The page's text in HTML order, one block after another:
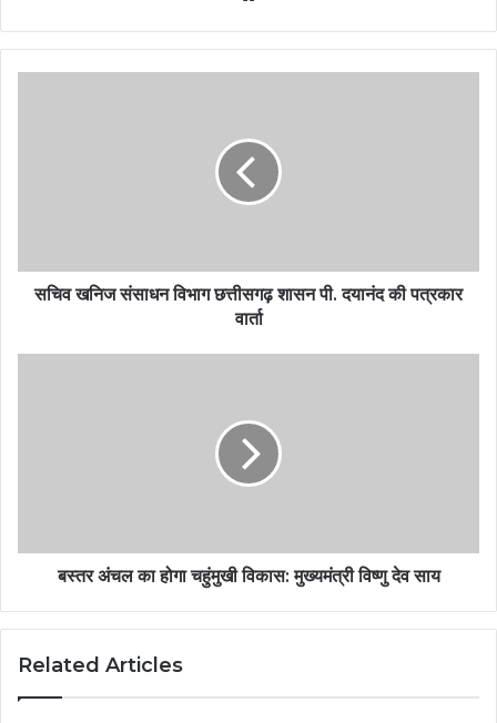
सचिव खनिज संसाधन विभाग छत्तीसगढ़ शासन पी. दयानंद की पत्रकार
वार्ता
बस्तर अंचल का होगा चहुंमुखी विकास: मुख्यमंत्री विष्णु देव साय
Related Articles